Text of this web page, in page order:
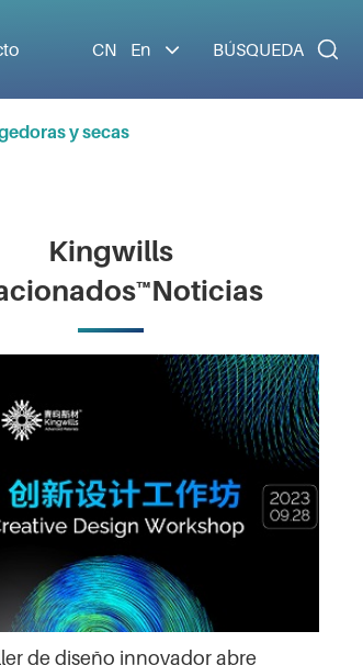
CN En BÚSQUEDA 
y secas
Kingwills
de diseño innovador abre